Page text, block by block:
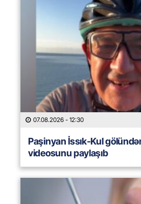
07.08.2026 - 12:30
Paşinyan İssık-Kul
videosunu paylaşıb